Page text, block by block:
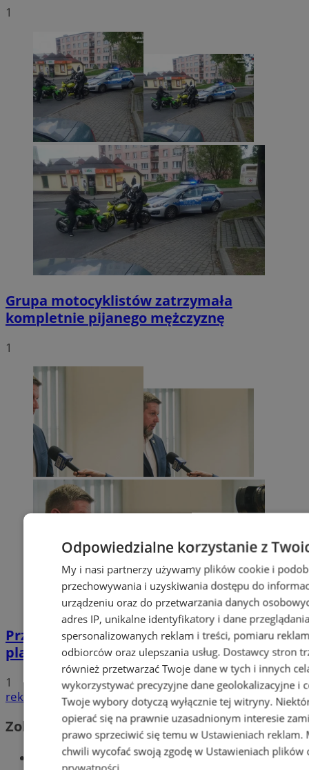
1
Grupa motocyklistów zatrzymała
kompletnie pijanego mężczyznę
1
Przyszłość Wodzisławia Śląskiego:
planowane inwestycje na 2025 rok
1
reklama
Zobacz również
Wiadomości kryminalne w Wodzisławiu
Odpowiedzialne korzystanie z
My i nasi partnerzy używamy plików cookie i
przechowywania i uzyskiwania dostępu do
urządzeniu oraz do przetwarzania danych
adres IP, unikalne identyfikatory i dane
spersonalizowanych reklam i treści, pomiaru
odbiorców oraz ulepszania usług. Dostawcy stron
również przetwarzać Twoje dane w tych i innych
wykorzystywać precyzyjne dane geolokalizacyjne i
Twoje wybory dotyczą wyłącznie tej witryny.
opierać się na prawnie uzasadnionym interesie
prawo sprzeciwić się temu w Ustawieniach reklam.
chwili wycofać swoją zgodę w Ustawieniach plików